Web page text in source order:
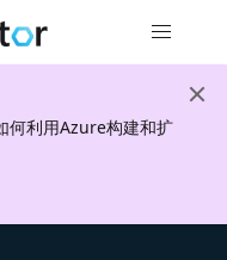
何利用Azure构建和扩